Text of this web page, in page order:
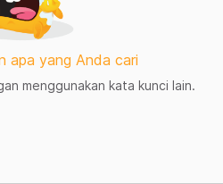
apa yang Anda cari
menggunakan kata kunci lain.